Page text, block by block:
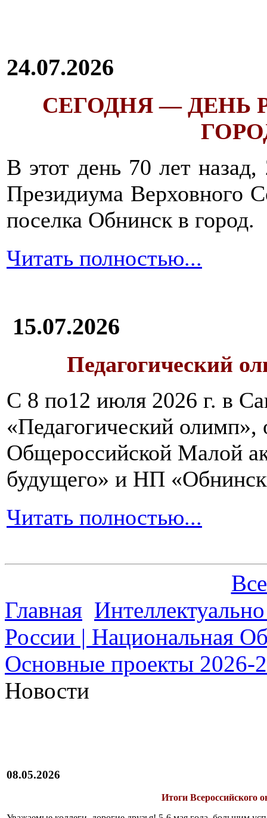
24.07.2026
СЕГОДНЯ — ДЕНЬ
В этот день 70 лет
Президиума Верховного
поселка Обнинск в город.
Читать полностью...
15.07.2026
Педагогический
С 8 по12 июля 2026 г. в
«Педагогический олимп»,
Общероссийской Малой
будущего» и НП
Читать полностью...
Главная
России | Национальная
Основные проекты 2026-
Новости
08.05.2026
Итоги Всероссийского